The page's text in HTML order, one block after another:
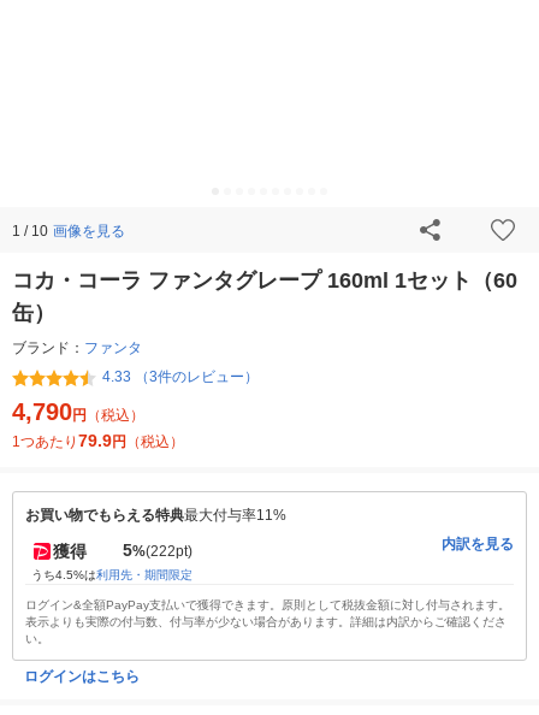
1 / 10 画像を見る
コカ・コーラ ファンタグレープ 160ml 1セット（60
缶）
ブランド： ファンタ
4.33 （3件のレビュー）
4,790円
（税込）
1つあたり 79.9円 （税込）
お買い物でもらえる特典最大付与率11%
獲得 5%(222pt)
うち4.5%は利用先・期間限定
内訳を見る
ログイン&全額PayPay支払いで獲得できます。原則として税抜金額に対し付与されます。
表示よりも実際の付与数、付与率が少ない場合があります。詳細は内訳からご確認くださ
い。
ログインはこちら